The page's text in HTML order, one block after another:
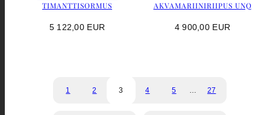
TIMANTTISORMUS
Hinta
5 122,00 EUR
AKVAMARIINIRIIPUS UNQ
Hinta
4 900,00 EUR
1 2 3 4 5 … 27